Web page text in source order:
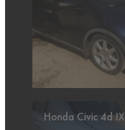
Honda Civic 4d IX